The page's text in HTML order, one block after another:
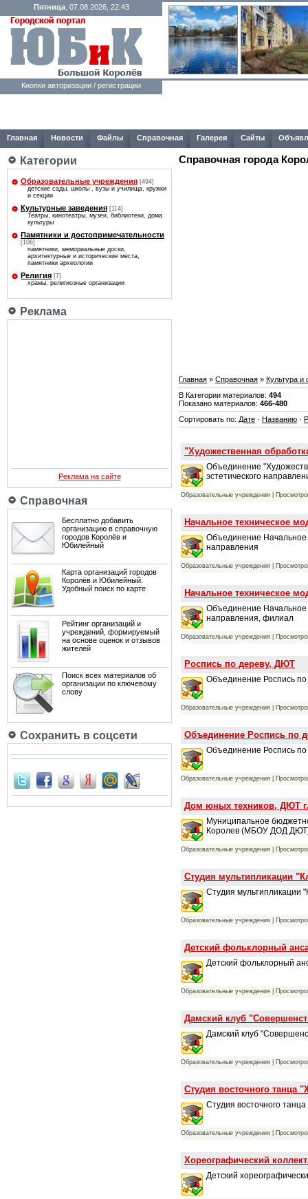
Пятница, 07.08.2026, 22:43
Кнопки авторизации / регистрации
Главная Новости Файлы Справочная Галерея Сайты
Категории
Образовательные учреждения [494]
детские сады, школы , вузы и училища, кружки
и секции
Культурные заведения [114]
Театры, кинотеатры, музеи, библиотеки, дома
культуры
Памятники и достопримечательности
[106]
памятники, мемориальные доски,
архитектурные и исторические места,
памятники археологии
Религия [7]
храмы, религиозные организации
Реклама
Реклама на сайте
Справочная
Бесплатно добавить
организацию в справочную
городов Королёв и
Юбилейный
Карта организаций городов
Королёв и Юбилейный.
Удобный поиск по карте
Рейтинг организаций и
учреждений, формируемый
на основе оценок и отзывов
жителей
Поиск всех материалов об
организации по ключевому
слову
Сохранить в соцсети
Справочная города
Главная » Справочная » Культура и
В Категории материалов: 494
Показано материалов: 466-480
Сортировать по: Дате · Названию ·
"Художественная
Объединение
эстетического
Образовательные учреждения |
Начальное техническое
Объединение Начальное
направления
Образовательные учреждения |
Начальное техническое
Объединение Начальное
направления, филиал
Образовательные учреждения |
Роспись по дереву, ДЮТ
Объединение Роспись по
Образовательные учреждения |
Объединение Роспись по
Объединение Роспись
Образовательные учреждения |
Дом юных техников, ДЮТ
Муниципальное
Королев (МБОУ ДОД
Образовательные учреждения |
Студия мультипликации
Студия мультипликации
Образовательные учреждения |
Детский фольклорный
Детский фольклорный
Образовательные учреждения |
Дамский клуб
Дамский клуб
Образовательные учреждения |
Студия восточного танца
Студия восточного
Образовательные учреждения |
Хореографический
Детский